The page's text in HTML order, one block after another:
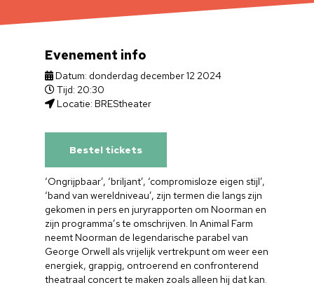
‘Ongrijpbaar’, ‘briljant’, ‘compromisloze eigen stijl’,
‘band van wereldniveau’, zijn termen die langs zijn
gekomen in pers en juryrapporten om Noorman en
zijn programma’s te omschrijven. In Animal Farm
neemt Noorman de legendarische parabel van
George Orwell als vrijelijk vertrekpunt om weer een
energiek, grappig, ontroerend en confronterend
theatraal concert te maken zoals alleen hij dat kan.
Evenement info
Datum: donderdag december 12 2024
Tijd: 20:30
Locatie: BREStheater
Bestel tickets